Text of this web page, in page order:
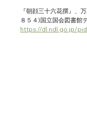
『朝顔三十六花撰』、
８５４)国立国会図書館
https://dl.ndl.go.jp/